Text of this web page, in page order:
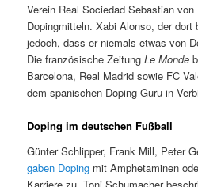
Verein Real Sociedad Sebastian
Dopingmitteln. Xabi Alonso, der
jedoch, dass er niemals etwas von
Die französische ZeitungLe Monde
Barcelona, Real Madrid sowie FC
dem spanischen Doping-Guru in
Doping im deutschen Fußball
Günter Schlipper, Frank Mill, Peter
gaben Doping mit Amphetaminen